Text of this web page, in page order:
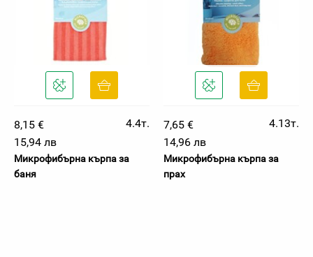
8,15 €
4.4т.
15,94 лв
Микрофибърна кърпа за
баня
7,65 €
4.13т.
14,96 лв
Микрофибърна кърпа за
прах